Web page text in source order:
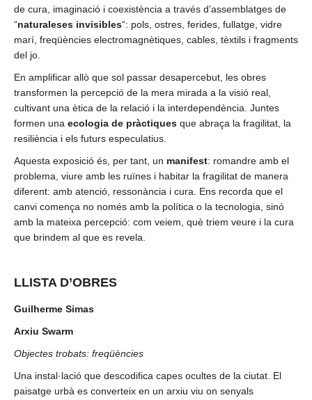
de cura, imaginació i coexistència a través d’assemblatges de
“naturaleses invisibles“: pols, ostres, ferides, fullatge, vidre
marí, freqüències electromagnètiques, cables, tèxtils i fragments
del jo.
En amplificar allò que sol passar desapercebut, les obres
transformen la percepció de la mera mirada a la visió real,
cultivant una ètica de la relació i la interdependència. Juntes
formen una ecologia de pràctiques que abraça la fragilitat, la
resiliència i els futurs especulatius.
Aquesta exposició és, per tant, un manifest: romandre amb el
problema, viure amb les ruïnes i habitar la fragilitat de manera
diferent: amb atenció, ressonància i cura. Ens recorda que el
canvi comença no només amb la política o la tecnologia, sinó
amb la mateixa percepció: com veiem, què triem veure i la cura
que brindem al que es revela.
LLISTA D’OBRES
Guilherme Simas
Arxiu Swarm
Objectes trobats: freqüències
Una instal·lació que descodifica capes ocultes de la ciutat. El
paisatge urbà es converteix en un arxiu viu on senyals